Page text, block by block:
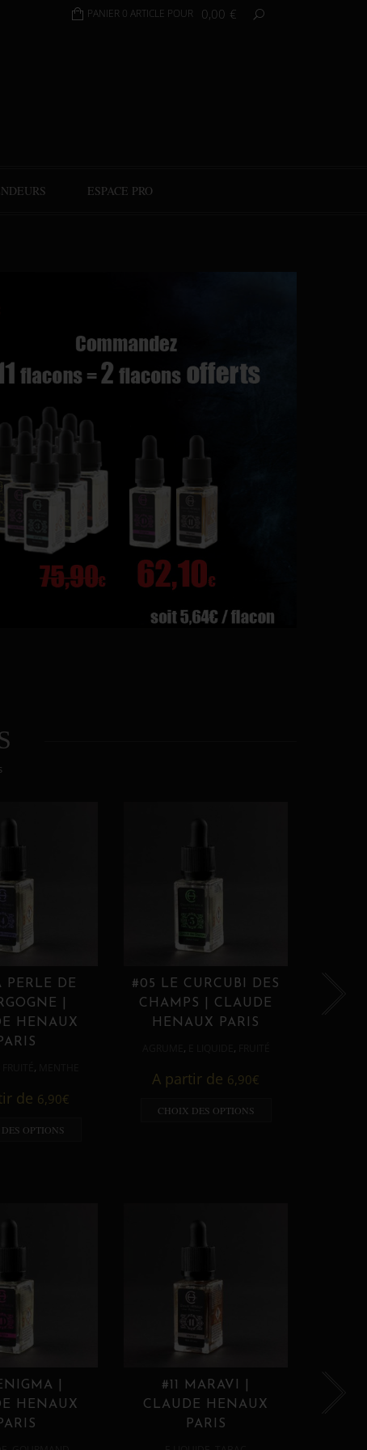
PANIER 0 ARTICLE POUR 0,00 €
ESPACE PRO
PERLE DE
|
HENAUX
,
de 6,90€
OPTIONS
#05 LE CURCUBI DES
CHAMPS | CLAUDE
HENAUX PARIS
, ,
A partir de 6,90€
CHOIX DES OPTIONS
|
HENAUX
#11 MARAVI |
CLAUDE HENAUX
PARIS